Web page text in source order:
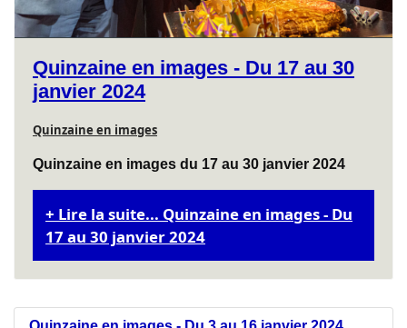
Quinzaine en images - Du 17 au 30
janvier 2024
Quinzaine en images
Quinzaine en images du 17 au 30 janvier 2024
Lire la suite... Quinzaine en images - Du
17 au 30 janvier 2024